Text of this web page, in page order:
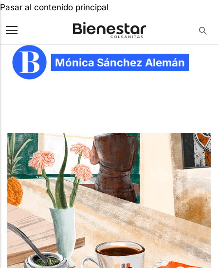
Pasar al contenido principal
Mónica Sánchez Alemán